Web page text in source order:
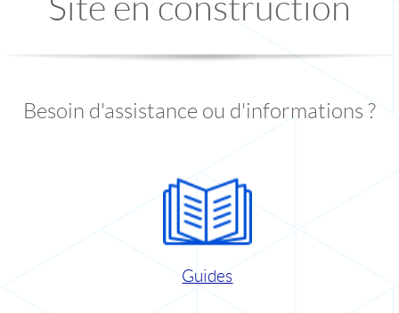
Site en construction
Besoin d'assistance ou d'informations ?
Guides